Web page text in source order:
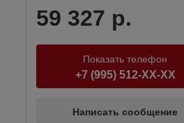
59 327 р.
Показать телефон
+7 (995) 512-XX-XX
Написать сообщение